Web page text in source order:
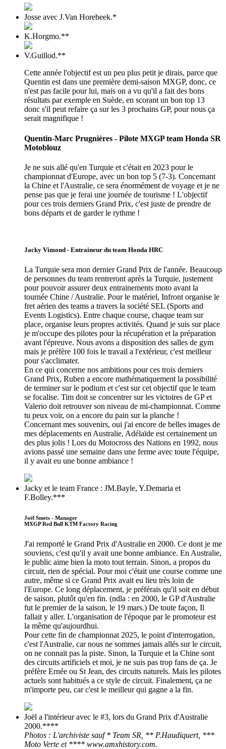
Josse avec J.Van Horebeek.*
K.Horgmo.**
V.Guillod.**
Cette année l'objectif est un peu plus petit je dirais, parce que
Quentin est dans une première demi-saison MXGP, donc, ce
n'est pas facile pour lui, mais on a vu qu'il a fait des bons
résultats par exemple en Suède, en scorant un bon top 13
donc s'il peut refaire ça sur les 3 prochains GP, pour nous ça
serait magnifique !
Quentin-Marc Prugnières - Pilote MXGP team Honda SR
Motoblouz
Je ne suis allé qu'en Turquie et c'était en 2023 pour le
championnat d'Europe, avec un bon top 5 (7-3). Concernant
la Chine et l'Australie, ce sera énormément de voyage et je ne
pense pas que je ferai une journée de tourisme ! L'objectif
pour ces trois derniers Grand Prix, c'est juste de prendre de
bons départs et de garder le rythme !
Jacky Vimond - Entraineur du team Honda HRC
La Turquie sera mon dernier Grand Prix de l'année. Beaucoup
de personnes du team rentreront après la Turquie, justement
pour pouvoir assurer deux entrainements moto avant la
tournée Chine / Australie. Pour le matériel, Infront organise le
fret aérien des teams a travers la société SEL (Sports and
Events Logistics). Entre chaque course, chaque team sur
place, organise leurs propres activités. Quand je suis sur place
je m'occupe des pilotes pour la récupération et la préparation
avant l'épreuve. Nous avons a disposition des salles de gym
mais je préfère 100 fois le travail a l'extérieur, c'est meilleur
pour s'acclimater.
En ce qui concerne nos ambitions pour ces trois derniers
Grand Prix, Ruben a encore mathématiquement la possibilité
de terminer sur le podium et c'est sur cet objectif que le team
se focalise. Tim doit se concentrer sur les victoires de GP et
Valerio doit retrouver son niveau de mi-championnat. Comme
tu peux voir, on a encore du pain sur la planche !
Concernant mes souvenirs, oui j'ai encore de belles images de
mes déplacements en Australie, Adélaïde est certainement un
des plus jolis ! Lors du Motocross des Nations en 1992, nous
avions passé une semaine dans une ferme avec toute l'équipe,
il y avait eu une bonne ambiance !
Jacky et le team France : JM.Bayle, Y.Demaria et
F.Bolley.***
Joël Smets - Manager
MXGP Red Bull KTM Factory Racing
J'ai remporté le Grand Prix d'Australie en 2000. Ce dont je me
souviens, c'est qu'il y avait une bonne ambiance. En Australie,
le public aime bien la moto tout terrain. Sinon, a propos du
circuit, rien de spécial. Pour moi c'était une course comme une
autre, même si ce Grand Prix avait eu lieu très loin de
l'Europe. Ce long déplacement, je préférais qu'il soit en début
de saison, plutôt qu'en fin. (ndla : en 2000, le GP d'Australie
fut le premier de la saison, le 19 mars.) De toute façon, Il
fallait y aller. L'organisation de l'époque par le promoteur est
la même qu'aujourdhui.
Pour cette fin de championnat 2025, le point d'interrogation,
c'est l'Australie, car nous ne sommes jamais allés sur le circuit,
on ne connait pas la piste. Sinon, la Turquie et la Chine sont
des circuits artificiels et moi, je ne suis pas trop fans de ça. Je
préfère Ernée ou St Jean, des circuits naturels. Mais les pilotes
actuels sont habitués a ce style de circuit. Finalement, ça ne
m'importe peu, car c'est le meilleur qui gagne a la fin.
Joël a l'intérieur avec le #3, lors du Grand Prix d'Australie
2000.****
Photos : L'archiviste sauf * Team SR, ** P.Haudiquert, ***
Moto Verte et **** www.amxhistory.com.